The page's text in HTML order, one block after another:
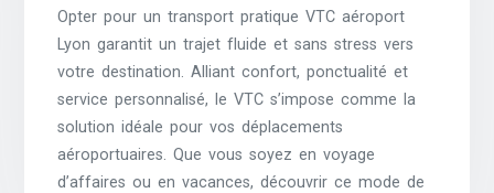
Opter pour un transport pratique VTC aéroport
Lyon garantit un trajet fluide et sans stress vers
votre destination. Alliant confort, ponctualité et
service personnalisé, le VTC s’impose comme la
solution idéale pour vos déplacements
aéroportuaires. Que vous soyez en voyage
d’affaires ou en vacances, découvrir ce mode de